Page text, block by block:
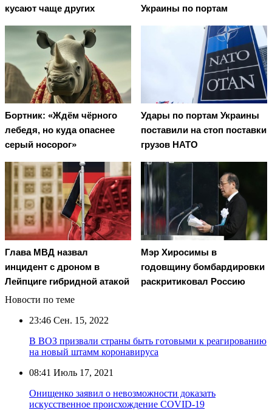
кусают чаще других
Украины по портам
Бортник: «Ждём чёрного
лебедя, но куда опаснее
серый носорог»
Удары по портам Украины
поставили на стоп поставки
грузов НАТО
Глава МВД назвал
инцидент с дроном в
Лейпциге гибридной атакой
Мэр Хиросимы в
годовщину бомбардировки
раскритиковал Россию
Новости по теме
23:46 Сен. 15, 2022
В ВОЗ призвали страны быть готовыми к реагированию
на новый штамм коронавируса
08:41 Июль 17, 2021
Онищенко заявил о невозможности доказать
искусственное происхождение COVID-19